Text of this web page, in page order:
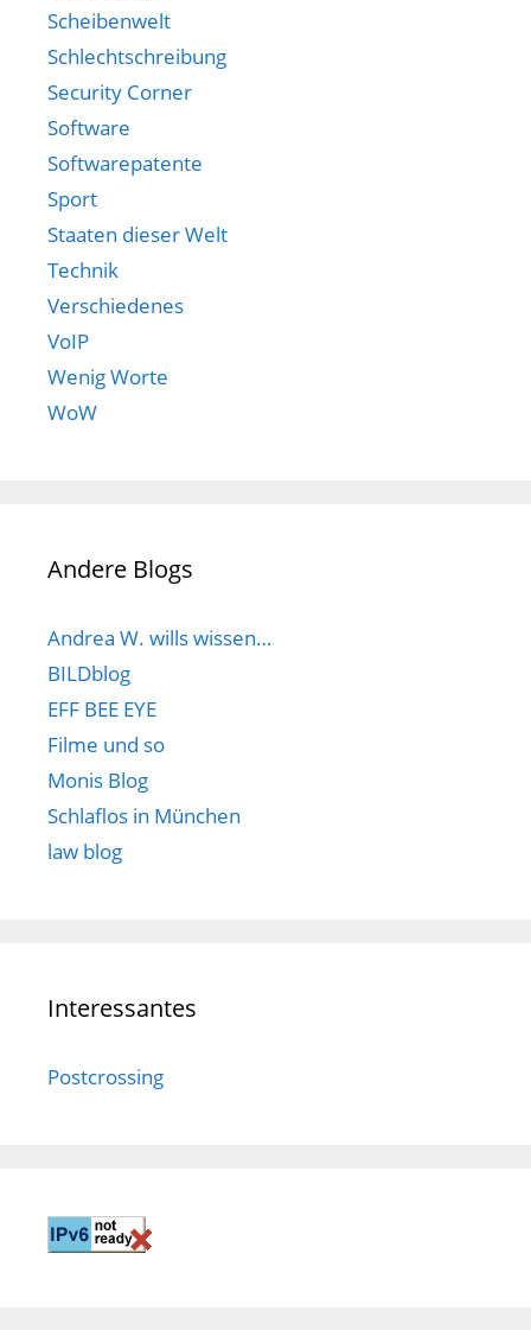
Scheibenwelt
Schlechtschreibung
Security Corner
Software
Softwarepatente
Sport
Staaten dieser Welt
Technik
Verschiedenes
VoIP
Wenig Worte
WoW
Andere Blogs
Andrea W. wills wissen…
BILDblog
EFF BEE EYE
Filme und so
Monis Blog
Schlaflos in München
law blog
Interessantes
Postcrossing